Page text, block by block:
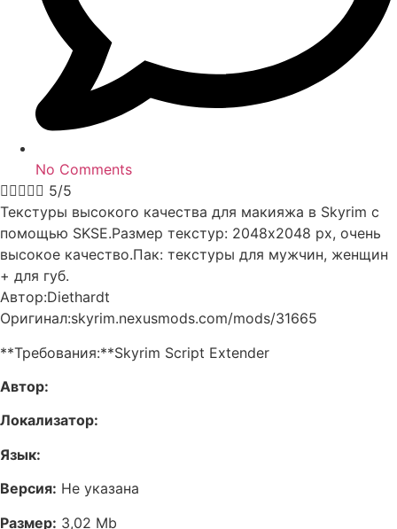
No Comments
 5/5
Текстуры высокого качества для макияжа в Skyrim с
помощью SKSE.Размер текстур: 2048х2048 px, очень
высокое качество.Пак: текстуры для мужчин, женщин
+ для губ.
Автор:Diethardt
Оригинал:skyrim.nexusmods.com/mods/31665
**Требования:**Skyrim Script Extender
Автор:
Локализатор:
Язык:
Версия: Не указана
Размер: 3,02 Mb